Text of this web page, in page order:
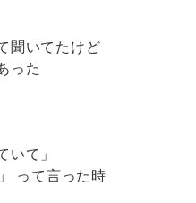
聞いてたけど
った
いて」
って言った時